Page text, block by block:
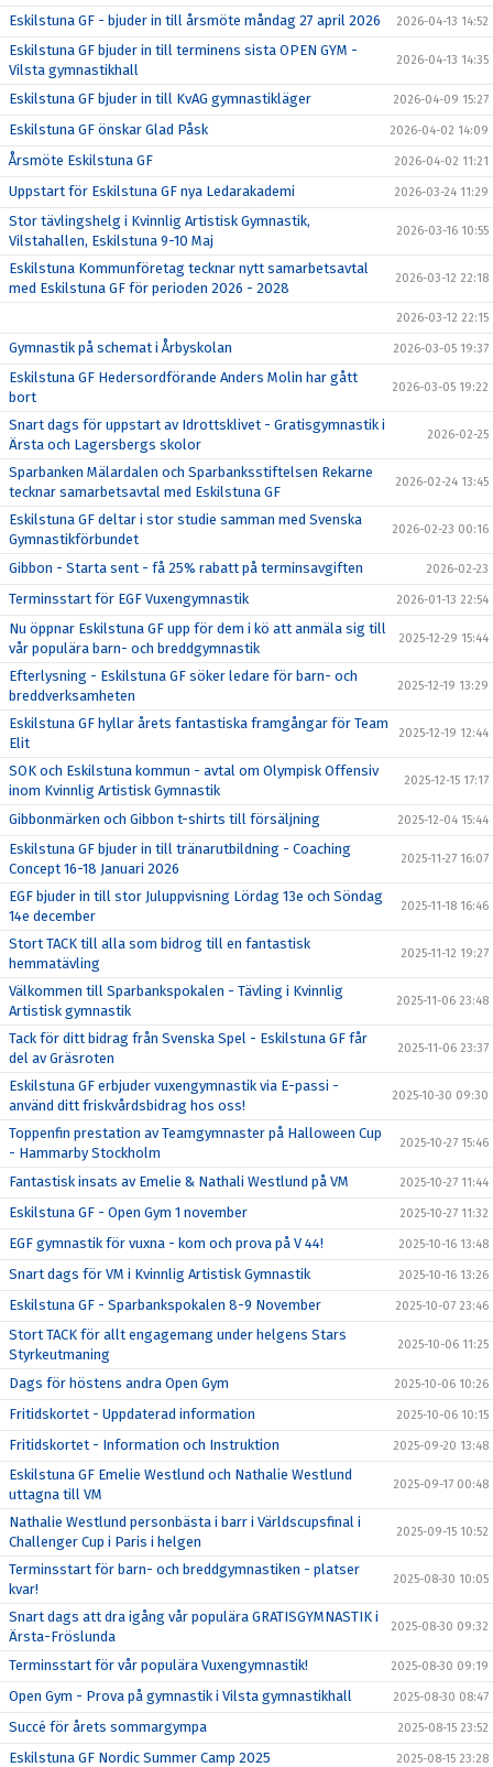
Eskilstuna GF - bjuder in till årsmöte måndag 27 april 2026 2026-04-13 14:52
Eskilstuna GF bjuder in till terminens sista OPEN GYM -
Vilsta gymnastikhall
2026-04-13 14:35
Eskilstuna GF bjuder in till KvAG gymnastikläger 2026-04-09 15:27
Eskilstuna GF önskar Glad Påsk 2026-04-02 14:09
Årsmöte Eskilstuna GF 2026-04-02 11:21
Uppstart för Eskilstuna GF nya Ledarakademi 2026-03-24 11:29
Stor tävlingshelg i Kvinnlig Artistisk Gymnastik,
Vilstahallen, Eskilstuna 9-10 Maj
2026-03-16 10:55
Eskilstuna Kommunföretag tecknar nytt samarbetsavtal
med Eskilstuna GF för perioden 2026 - 2028
2026-03-12 22:18
2026-03-12 22:15
Gymnastik på schemat i Årbyskolan 2026-03-05 19:37
Eskilstuna GF Hedersordförande Anders Molin har gått
bort
2026-03-05 19:22
Snart dags för uppstart av Idrottsklivet - Gratisgymnastik i
Ärsta och Lagersbergs skolor
2026-02-25
Sparbanken Mälardalen och Sparbanksstiftelsen Rekarne
tecknar samarbetsavtal med Eskilstuna GF
2026-02-24 13:45
Eskilstuna GF deltar i stor studie samman med Svenska
Gymnastikförbundet
2026-02-23 00:16
Gibbon - Starta sent - få 25% rabatt på terminsavgiften 2026-02-23
Terminsstart för EGF Vuxengymnastik 2026-01-13 22:54
Nu öppnar Eskilstuna GF upp för dem i kö att anmäla sig till
vår populära barn- och breddgymnastik
2025-12-29 15:44
Efterlysning - Eskilstuna GF söker ledare för barn- och
breddverksamheten
2025-12-19 13:29
Eskilstuna GF hyllar årets fantastiska framgångar för Team
Elit
2025-12-19 12:44
SOK och Eskilstuna kommun - avtal om Olympisk Offensiv
inom Kvinnlig Artistisk Gymnastik
2025-12-15 17:17
Gibbonmärken och Gibbon t-shirts till försäljning 2025-12-04 15:44
Eskilstuna GF bjuder in till tränarutbildning - Coaching
Concept 16-18 Januari 2026
2025-11-27 16:07
EGF bjuder in till stor Juluppvisning Lördag 13e och Söndag
14e december
2025-11-18 16:46
Stort TACK till alla som bidrog till en fantastisk
hemmatävling
2025-11-12 19:27
Välkommen till Sparbankspokalen - Tävling i Kvinnlig
Artistisk gymnastik
2025-11-06 23:48
Tack för ditt bidrag från Svenska Spel - Eskilstuna GF får
del av Gräsroten
2025-11-06 23:37
Eskilstuna GF erbjuder vuxengymnastik via E-passi -
använd ditt friskvårdsbidrag hos oss!
2025-10-30 09:30
Toppenfin prestation av Teamgymnaster på Halloween Cup
- Hammarby Stockholm
2025-10-27 15:46
Fantastisk insats av Emelie & Nathali Westlund på VM 2025-10-27 11:44
Eskilstuna GF - Open Gym 1 november 2025-10-27 11:32
EGF gymnastik för vuxna - kom och prova på V 44! 2025-10-16 13:48
Snart dags för VM i Kvinnlig Artistisk Gymnastik 2025-10-16 13:26
Eskilstuna GF - Sparbankspokalen 8-9 November 2025-10-07 23:46
Stort TACK för allt engagemang under helgens Stars
Styrkeutmaning
2025-10-06 11:25
Dags för höstens andra Open Gym 2025-10-06 10:26
Fritidskortet - Uppdaterad information 2025-10-06 10:15
Fritidskortet - Information och Instruktion 2025-09-20 13:48
Eskilstuna GF Emelie Westlund och Nathalie Westlund
uttagna till VM
2025-09-17 00:48
Nathalie Westlund personbästa i barr i Världscupsfinal i
Challenger Cup i Paris i helgen
2025-09-15 10:52
Terminsstart för barn- och breddgymnastiken - platser
kvar!
2025-08-30 10:05
Snart dags att dra igång vår populära GRATISGYMNASTIK i
Ärsta-Fröslunda
2025-08-30 09:32
Terminsstart för vår populära Vuxengymnastik! 2025-08-30 09:19
Open Gym - Prova på gymnastik i Vilsta gymnastikhall 2025-08-30 08:47
Succé för årets sommargympa 2025-08-15 23:52
Eskilstuna GF Nordic Summer Camp 2025 2025-08-15 23:28